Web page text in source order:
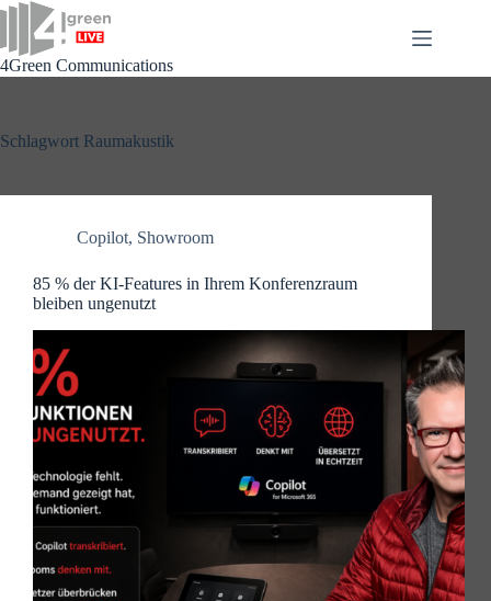
Zum
Inhalt
springen
4Green Communications
Schlagwort Raumakustik
Copilot, Showroom
85 % der KI-Features in Ihrem Konferenzraum
bleiben ungenutzt